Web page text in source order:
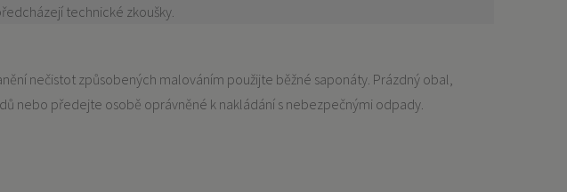
technické zkoušky.
nečistot způsobených malováním použijte běžné saponáty. Prázdný obal,
nebo předejte osobě oprávněné k nakládání s nebezpečnými odpady.